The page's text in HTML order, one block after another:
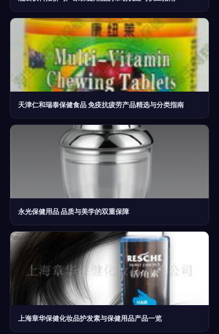
天津仁和瑞泰保健食品 免疫抗疲劳产品精选与分类指南
永光保健用品 品质与美学的双重保障
上海章华保健化妆品护发素与保健用品产品一览